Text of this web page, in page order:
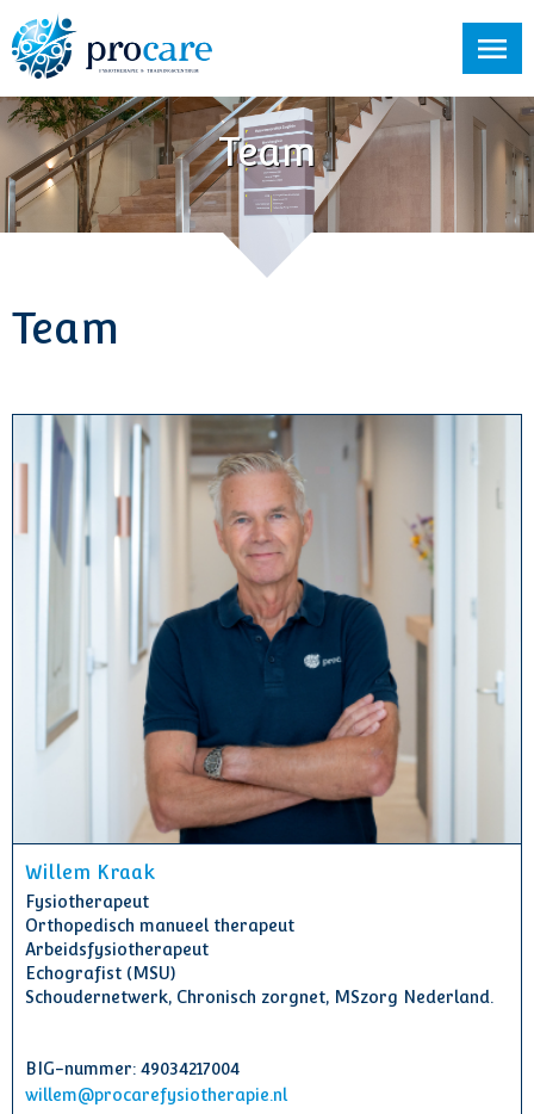
Team
Team
Willem Kraak
Fysiotherapeut
Orthopedisch manueel therapeut
Arbeidsfysiotherapeut
Echografist (MSU)
Schoudernetwerk, Chronisch zorgnet, MSzorg Nederland.
BIG-nummer: 49034217004
willem@procarefysiotherapie.nl